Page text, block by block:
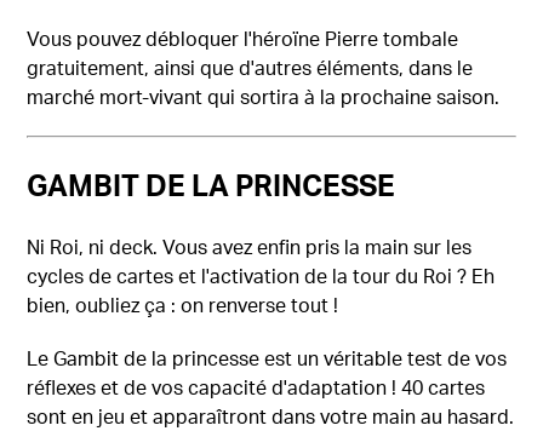
Vous pouvez débloquer l'héroïne Pierre tombale
gratuitement, ainsi que d'autres éléments, dans le
marché mort-vivant qui sortira à la prochaine saison.
GAMBIT DE LA PRINCESSE
Ni Roi, ni deck. Vous avez enfin pris la main sur les
cycles de cartes et l'activation de la tour du Roi ? Eh
bien, oubliez ça : on renverse tout !
Le Gambit de la princesse est un véritable test de vos
réflexes et de vos capacité d'adaptation ! 40 cartes
sont en jeu et apparaîtront dans votre main au hasard.